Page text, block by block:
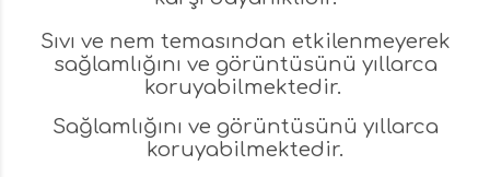
Sıvı ve nem temasından etkilenmeyerek
sağlamlığını ve görüntüsünü yıllarca
koruyabilmektedir.
Sağlamlığını ve görüntüsünü yıllarca
koruyabilmektedir.